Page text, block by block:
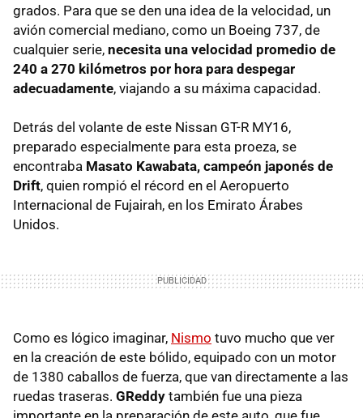
grados. Para que se den una idea de la velocidad, un
avión comercial mediano, como un Boeing 737, de
cualquier serie, necesita una velocidad promedio de
240 a 270 kilómetros por hora para despegar
adecuadamente, viajando a su máxima capacidad.
Detrás del volante de este Nissan GT-R MY16,
preparado especialmente para esta proeza, se
encontraba Masato Kawabata, campeón japonés de
Drift, quien rompió el récord en el Aeropuerto
Internacional de Fujairah, en los Emirato Árabes
Unidos.
Como es lógico imaginar, Nismo tuvo mucho que ver
en la creación de este bólido, equipado con un motor
de 1380 caballos de fuerza, que van directamente a las
ruedas traseras. GReddy también fue una pieza